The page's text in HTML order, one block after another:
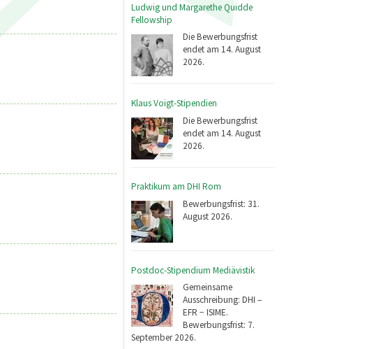
Ludwig und Margarethe Quidde
Fellowship
Die Bewerbungsfrist
endet am 14. August
2026.
Klaus Voigt-Stipendien
Die Bewerbungsfrist
endet am 14. August
2026.
Praktikum am DHI Rom
Bewerbungsfrist: 31.
August 2026.
Postdoc-Stipendium Mediävistik
Gemeinsame
Ausschreibung: DHI –
EFR − ISIME.
Bewerbungsfrist: 7.
September 2026.